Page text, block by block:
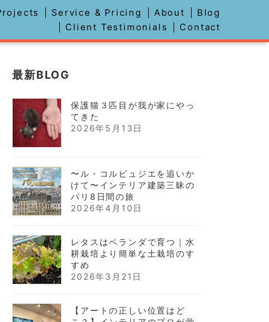
ザインService & Pricing About
Blog
Client Testimonials
Contact
最新BLOG
保護猫３匹目が我が家にやっ
てきた
2026年5月13日
〜ル・コルビュジエを追いか
けて〜インテリア建築三昧の
パリ8日間の旅
2026年4月10日
レタスはベランダで育つ｜水
耕栽培より簡単な土栽培のす
すめ
2026年3月21日
【アートの正しい位置はど